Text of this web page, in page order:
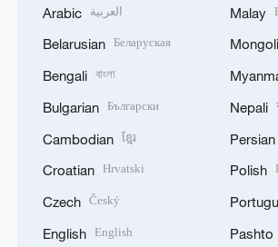
Arabic العربية
Belarusian Беларуская
Bengali বাংলা
Bulgarian Български
Cambodian ខ្មែរ
Croatian Hrvatski
Czech Český
English English
Malay
Nepali
Persian
Polish
Pashto